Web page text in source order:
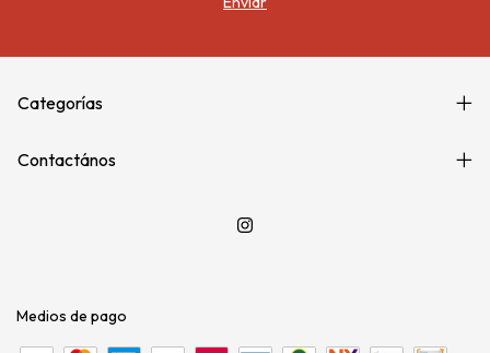
Categorías
Contactános
Medios de pago